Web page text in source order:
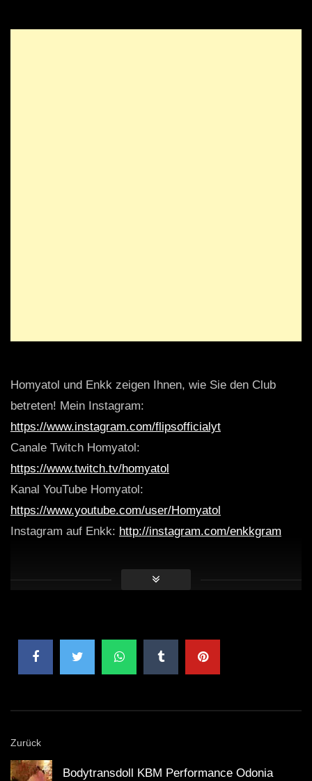
Homyatol und Enkk zeigen Ihnen, wie Sie den Club
betreten! Mein Instagram:
https://www.instagram.com/flipsofficialyt
Canale Twitch Homyatol:
https://www.twitch.tv/homyatol
Kanal YouTube Homyatol:
https://www.youtube.com/user/Homyatol
Instagram auf Enkk: http://instagram.com/enkkgram
Clip von Homyatol, in dem er erklärt, dass ich Live-
Ausschnitte nachladen kann:
Wenn Sie Probleme mit dem Video oder etwas anderem
Kanal mit einem „Gefällt mir“ und einem Abo!
Zurück
Bodytransdoll KBM Performance Odonia